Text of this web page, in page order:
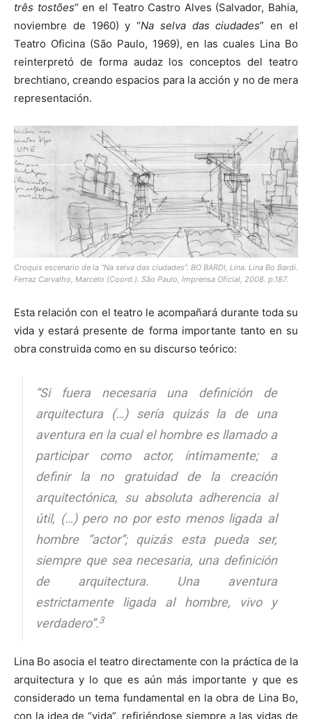
três tostões” en el Teatro Castro Alves (Salvador, Bahia,
noviembre de 1960) y “Na selva das ciudades” en el
Teatro Oficina (São Paulo, 1969), en las cuales Lina Bo
reinterpretó de forma audaz los conceptos del teatro
brechtiano, creando espacios para la acción y no de mera
representación.
Croquis escenario de la “Na selva das ciudades”. BO BARDI, Lina. Lina Bo Bardi.
Ferraz Carvalho, Marcelo (Coord.). São Paulo, Imprensa Oficial, 2008. p.187.
Esta relación con el teatro le acompañará durante toda su
vida y estará presente de forma importante tanto en su
obra construida como en su discurso teórico:
“Si fuera necesaria una definición de
arquitectura (…) sería quizás la de una
aventura en la cual el hombre es llamado a
participar como actor, íntimamente; a
definir la no gratuidad de la creación
arquitectónica, su absoluta adherencia al
útil, (…) pero no por esto menos ligada al
hombre “actor”; quizás esta pueda ser,
siempre que sea necesaria, una definición
de arquitectura. Una aventura
estrictamente ligada al hombre, vivo y
verdadero”.3
Lina Bo asocia el teatro directamente con la práctica de la
arquitectura y lo que es aún más importante y que es
considerado un tema fundamental en la obra de Lina Bo,
con la idea de “vida”, refiriéndose siempre a las vidas de